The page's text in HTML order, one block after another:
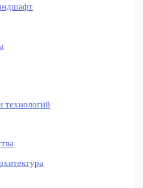
технологий